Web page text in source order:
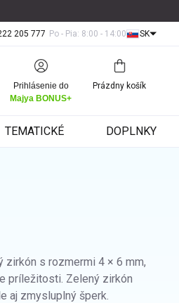
205 777 Po - Pia: 8:00 - 14:00 SK
Prihlásenie do
Majya BONUS+
Nákupný
košík
Prázdny košík
TEMATICKÉ DOPLNKY
zirkón s rozmermi 4 × 6 mm,
príležitosti. Zelený zirkón
aj zmysluplný šperk.